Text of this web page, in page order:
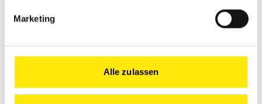
Marketing
Alle zulassen
: Du möchtest einen
besseren Überblick über deine Baustelle haben,
transportieren? Du möchtest auch noch im
gesetzteren Alter auf der Baustelle mitwirken
können? Dann können dir in Zukunft Drohnen und
Exoskelette das Arbeiten deutlich erleichtern. Sie
unterstützen dich bei den Tätigkeiten als Maler